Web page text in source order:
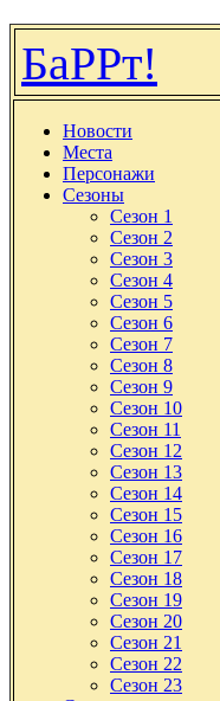
БаРРт!
Новости
Места
Персонажи
Сезоны
Сезон 1
Сезон 2
Сезон 3
Сезон 4
Сезон 5
Сезон 6
Сезон 7
Сезон 8
Сезон 9
Сезон 10
Сезон 11
Сезон 12
Сезон 13
Сезон 14
Сезон 15
Сезон 16
Сезон 17
Сезон 18
Сезон 19
Сезон 20
Сезон 21
Сезон 22
Сезон 23